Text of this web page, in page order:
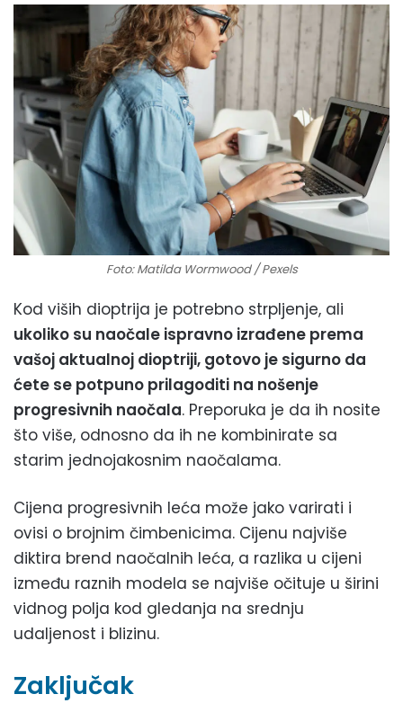
Foto: Matilda Wormwood / Pexels
Kod viših dioptrija je potrebno strpljenje, ali
ukoliko su naočale ispravno izrađene prema
vašoj aktualnoj dioptriji, gotovo je sigurno da
ćete se potpuno prilagoditi na nošenje
progresivnih naočala. Preporuka je da ih nosite
što više, odnosno da ih ne kombinirate sa
starim jednojakosnim naočalama.
Cijena progresivnih leća može jako varirati i
ovisi o brojnim čimbenicima. Cijenu najviše
diktira brend naočalnih leća, a razlika u cijeni
između raznih modela se najviše očituje u širini
vidnog polja kod gledanja na srednju
udaljenost i blizinu.
Zaključak